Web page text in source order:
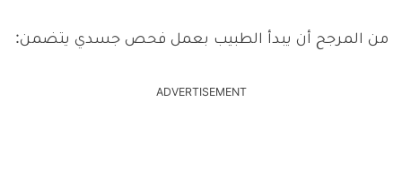
من المرجح أن يبدأ الطبيب بعمل فحص جسدي يتضمن:
ADVERTISEMENT